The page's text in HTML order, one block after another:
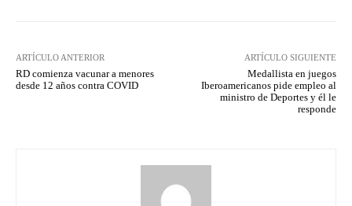
ARTÍCULO ANTERIOR
RD comienza vacunar a menores
desde 12 años contra COVID
ARTÍCULO SIGUIENTE
Medallista en juegos
Iberoamericanos pide empleo al
ministro de Deportes y él le
responde